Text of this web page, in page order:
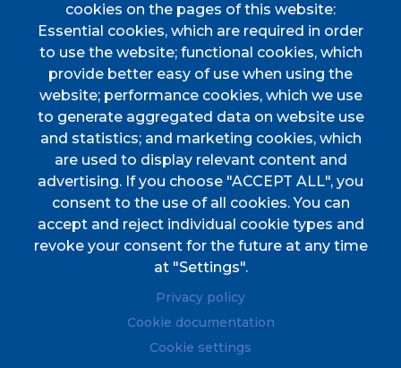
AJUNTAMENT
Discover Esporles
VIURE A ESPORLES
TOTES LES NOTÍCIES
CIF P0702000A. CP: 07190
Address
Plaça de l'Ajuntament, 1
(+34) 971 61 00 02
(+34) 971 61 04 45
cookies on the pages of this website:
Essential cookies, which are required in order
to use the website; functional cookies, which
provide better easy of use when using the
website; performance cookies, which we use
to generate aggregated data on website use
and statistics; and marketing cookies, which
are used to display relevant content and
advertising. If you choose "ACCEPT ALL", you
consent to the use of all cookies. You can
accept and reject individual cookie types and
revoke your consent for the future at any time
at "Settings".
Privacy policy
Cookie documentation
Cookie settings